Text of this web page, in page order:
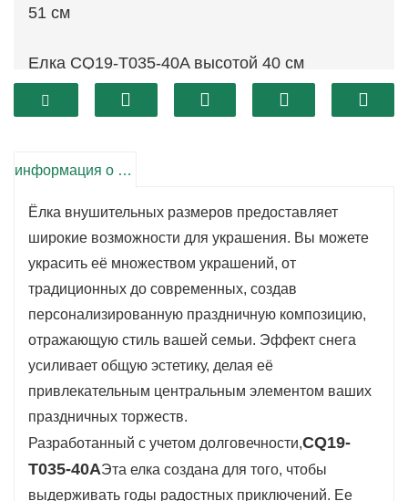
51 см
Елка CQ19-T035-40A высотой 40 см
демонстрирует красивый эффект снега,
который добавит волшебства зимней погоды
покрытые снегом ветви создают
снежного Рождества. Эта елка идеально
подходит для создания праздничной
атмосферы в вашей гостиной, столовой или
любом уютном уголке вашего дома.
информация о продукте
Ёлка внушительных размеров предоставляет
широкие возможности для украшения. Вы можете
украсить её множеством украшений, от
традиционных до современных, создав
персонализированную праздничную композицию,
отражающую стиль вашей семьи. Эффект снега
усиливает общую эстетику, делая её
привлекательным центральным элементом ваших
праздничных торжеств.
Разработанный с учетом долговечности,CQ19-
T035-40AЭта елка создана для того, чтобы
выдерживать годы радостных приключений. Ее